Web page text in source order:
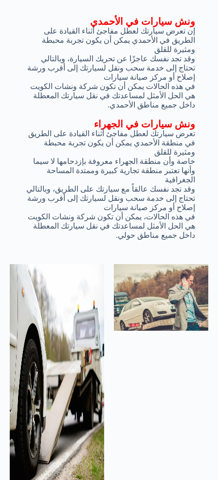
ونش سيارات في الجهراء
تعرض سيارتك لعطل مفاجئ أثناء القيادة على الطريق
في منطقة الأحمدي يمكن أن يكون تجربة محبطة
ومثيرة للقلق
خاصة وأن منطقة الجهراء معروفة بإزدحامها لا سيما
وأنها تعتبر منطقة تجارية كبيرة وممتدة المساحة
الجغرافية
وقد تجد نفسك عالقاً مع سيارتك على الطريق، وبالتالي
تحتاج إلى خدمة سحب ونقل لسيارتك إلى أقرب ورشة
إصلاح أو مركز صيانة سيارات
في هذه الحالات، يمكن أن تكون شركة ونشات الكويت
هي الحل الأمثل لمساعدتك في نقل سيارتك المعطلة
داخل جميع مناطق حولي.
ونش سيارات في الأحمدي
إن تعرض سيارتك لعطل مفاجئ أثناء القيادة على
الطريق في الأحمدي يمكن أن يكون تجربة محبطة
ومثيرة للقلق
وقد تجد نفسك عاجزًا عن تحريك السيارة، وبالتالي
تحتاج إلى خدمة سحب ونقل لسيارتك إلى أقرب ورشة
إصلاح أو مركز صيانة سيارات
في هذه الحالات يمكن أن تكون شركة ونشات الكويت
هي الحل الأمثل لمساعدتك في نقل سيارتك المعطلة
داخل جميع مناطق الأحمدي.